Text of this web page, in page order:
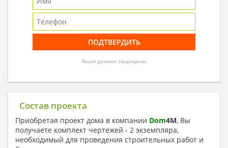
Ваши данные защищены
Состав проекта
Приобретая проект дома в компании Dom4M, Вы
получаете комплект чертежей - 2 экземпляра,
необходимый для проведения строительных работ и